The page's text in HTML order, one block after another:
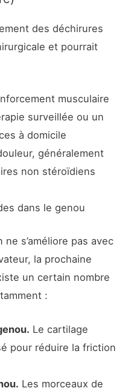
des déchirures
et pourrait
musculaire
surveillée ou un
à domicile
généralement
non stéroïdiens
dans le genou
s’améliore pas avec
la prochaine
un certain nombre
:
Le cartilage
pour réduire la friction
Les morceaux de